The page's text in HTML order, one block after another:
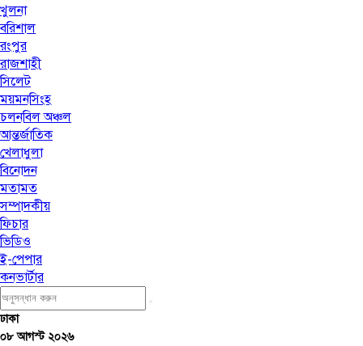
খুলনা
বরিশাল
রংপুর
রাজশাহী
সিলেট
ময়মনসিংহ
চলনবিল অঞ্চল
আন্তর্জাতিক
খেলাধুলা
বিনোদন
মতামত
সম্পাদকীয়
ফিচার
ভিডিও
ই-পেপার
কনভার্টার
ঢাকা
০৮ আগস্ট ২০২৬